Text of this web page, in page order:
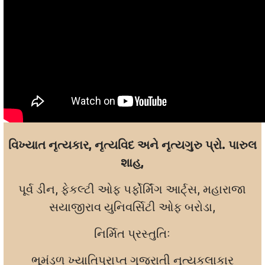
વિખ્યાત નૃત્યકાર, નૃત્યવિદ અને નૃત્યગુરુ પ્રો. પારુલ
શાહ,
પૂર્વ ડીન, ફેકલ્ટી ઓફ પર્ફોર્મિંગ આર્ટ્સ, મહારાજા
સયાજીરાવ યુનિવર્સિટી ઓફ બરોડા,
નિર્મિત પ્રસ્તુતિઃ
ભૂમંડળ ખ્યાતિપ્રાપ્ત ગુજરાતી નૃત્યકલાકાર